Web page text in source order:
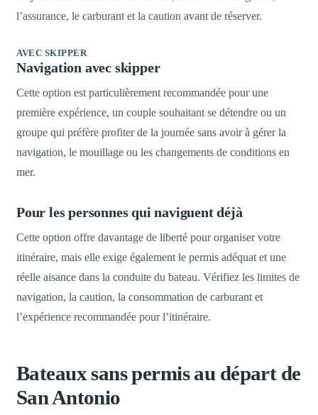
l’assurance, le carburant et la caution avant de réserver.
AVEC SKIPPER
Navigation avec skipper
Cette option est particulièrement recommandée pour une
première expérience, un couple souhaitant se détendre ou un
groupe qui préfère profiter de la journée sans avoir à gérer la
navigation, le mouillage ou les changements de conditions en
mer.
Pour les personnes qui naviguent déjà
Cette option offre davantage de liberté pour organiser votre
itinéraire, mais elle exige également le permis adéquat et une
réelle aisance dans la conduite du bateau. Vérifiez les limites de
navigation, la caution, la consommation de carburant et
l’expérience recommandée pour l’itinéraire.
Bateaux sans permis au départ de
San Antonio